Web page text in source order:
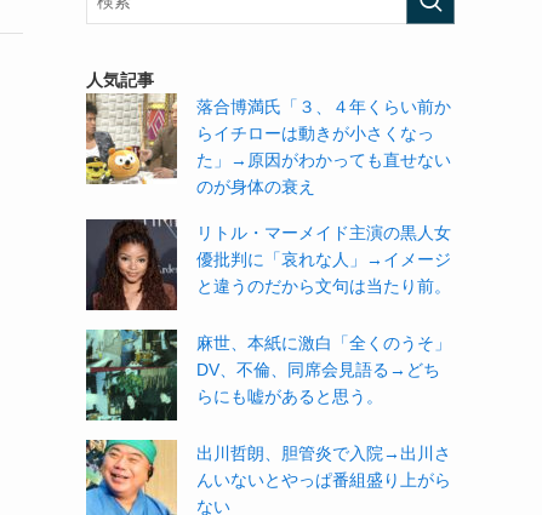
人気記事
落合博満氏「３、４年くらい前か
らイチローは動きが小さくなっ
た」→原因がわかっても直せない
のが身体の衰え
リトル・マーメイド主演の黒人女
優批判に「哀れな人」→イメージ
と違うのだから文句は当たり前。
麻世、本紙に激白「全くのうそ」
DV、不倫、同席会見語る→どち
らにも嘘があると思う。
出川哲朗、胆管炎で入院→出川さ
んいないとやっぱ番組盛り上がら
ない